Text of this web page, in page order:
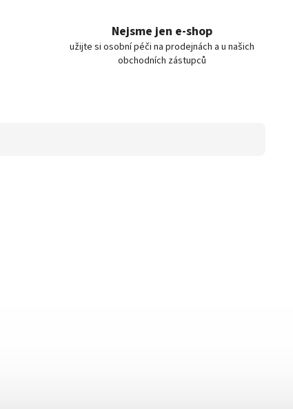
Nejsme jen e-shop
užijte si osobní péči na prodejnách a u našich
obchodních zástupců